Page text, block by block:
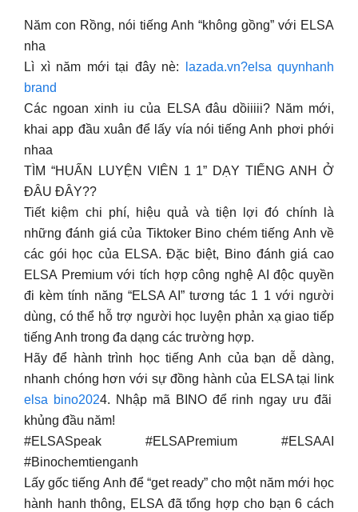
Năm con Rồng, nói tiếng Anh “không gồng” với ELSA
nha
Lì xì năm mới tại đây nè:
lazada.vn?elsa quynhanh
brand
Các ngoan xinh iu của ELSA đâu dồiiiii? Năm mới,
khai app đầu xuân để lấy vía nói tiếng Anh phơi phới
nhaa
TÌM “HUẤN LUYỆN VIÊN 1 1” DẠY TIẾNG ANH Ở
ĐÂU ĐÂY??
Tiết kiệm chi phí, hiệu quả và tiện lợi đó chính là
những đánh giá của Tiktoker Bino chém tiếng Anh về
các gói học của ELSA. Đặc biệt, Bino đánh giá cao
ELSA Premium với tích hợp công nghệ AI độc quyền
đi kèm tính năng “ELSA AI” tương tác 1 1 với người
dùng, có thể hỗ trợ người học luyện phản xạ giao tiếp
tiếng Anh trong đa dạng các trường hợp.
Hãy để hành trình học tiếng Anh của bạn dễ dàng,
nhanh chóng hơn với sự đồng hành của ELSA tại link
elsa bino2024. Nhập mã BINO để rinh ngay ưu đãi
khủng đầu năm!
#ELSASpeak #ELSAPremium #ELSAAI
#Binochemtienganh
Lấy gốc tiếng Anh để “get ready” cho một năm mới học
hành hanh thông, ELSA đã tổng hợp cho bạn 6 cách